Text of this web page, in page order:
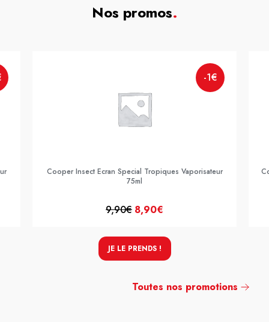
Nos promos.
-1€
Cooper Insect Ecran Special Tropiques Vaporisateur
75ml
9,90€ 8,90€
JE LE PRENDS !
Toutes nos promotions